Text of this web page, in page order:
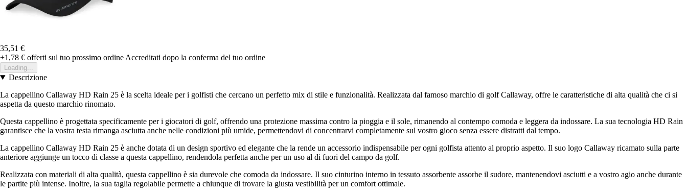
35,51 €
+1,78 € offerti sul tuo prossimo ordine Accreditati dopo la conferma del tuo ordine
Loading...
Descrizione
La cappellino Callaway HD Rain 25 è la scelta ideale per i golfisti che cercano un perfetto mix di stile e funzionalità. Realizzata dal famoso marchio di golf Callaway, offre le caratteristiche di alta qualità che ci si
aspetta da questo marchio rinomato.
Questa cappellino è progettata specificamente per i giocatori di golf, offrendo una protezione massima contro la pioggia e il sole, rimanendo al contempo comoda e leggera da indossare. La sua tecnologia HD Rain
garantisce che la vostra testa rimanga asciutta anche nelle condizioni più umide, permettendovi di concentrarvi completamente sul vostro gioco senza essere distratti dal tempo.
La cappellino Callaway HD Rain 25 è anche dotata di un design sportivo ed elegante che la rende un accessorio indispensabile per ogni golfista attento al proprio aspetto. Il suo logo Callaway ricamato sulla parte
anteriore aggiunge un tocco di classe a questa cappellino, rendendola perfetta anche per un uso al di fuori del campo da golf.
Realizzata con materiali di alta qualità, questa cappellino è sia durevole che comoda da indossare. Il suo cinturino interno in tessuto assorbente assorbe il sudore, mantenendovi asciutti e a vostro agio anche durante
le partite più intense. Inoltre, la sua taglia regolabile permette a chiunque di trovare la giusta vestibilità per un comfort ottimale.